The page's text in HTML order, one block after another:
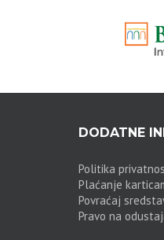
DODATNE
Politika
Plaćanje
Povraćaj
Pravo na